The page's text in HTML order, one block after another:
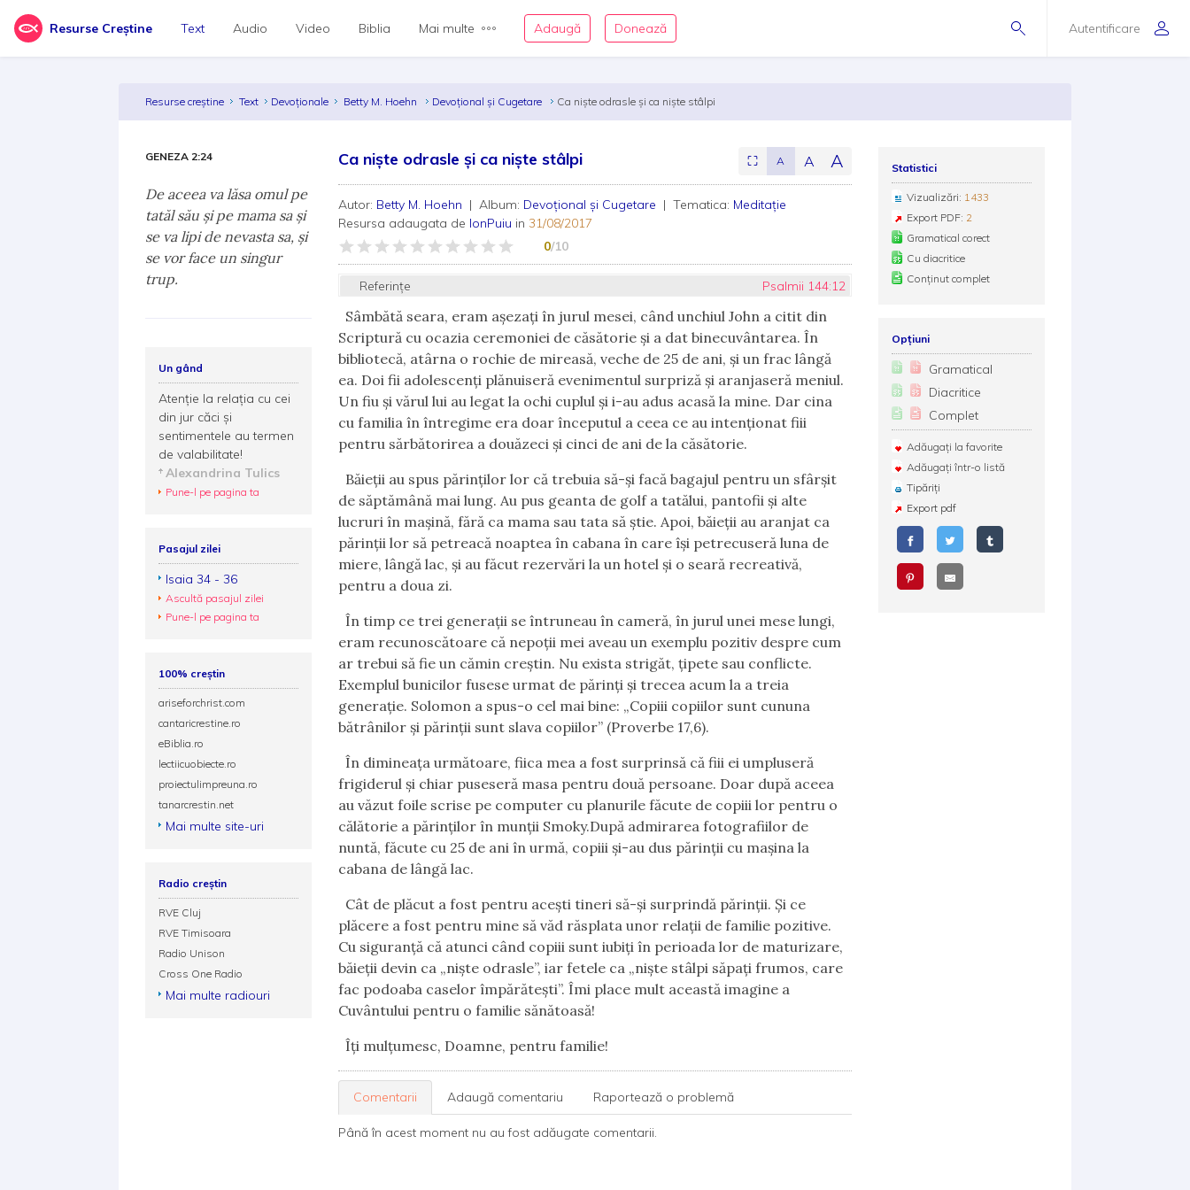
Resurse Creștine Autentificare
Text Audio Video Biblia Mai multe Adaugă Donează
Resurse creștine Text Devoționale Betty M. Hoehn Devoțional și Cugetare Ca niște odrasle și ca niște stâlpi
Ca niște odrasle și ca niște stâlpi ⛶ A A A
Autor: Betty M. Hoehn | Album: Devoțional și Cugetare | Tematica: Meditație
Resursa adaugata de IonPuiu in31/08/2017
0/10
Referințe Psalmii 144:12
Sâmbătă seara, eram așezați în jurul mesei, când unchiul John a citit din
Scriptură cu ocazia ceremoniei de căsătorie și a dat binecuvântarea. În
bibliotecă, atârna o rochie de mireasă, veche de 25 de ani, și un frac lângă
ea. Doi fii adolescenți plănuiseră evenimentul surpriză și aranjaseră meniul.
Un fiu și vărul lui au legat la ochi cuplul și i-au adus acasă la mine. Dar cina
cu familia în întregime era doar începutul a ceea ce au intenționat fiii
pentru sărbătorirea a douăzeci și cinci de ani de la căsătorie.
Băieții au spus părinților lor că trebuia să-și facă bagajul pentru un sfârșit
de săptămână mai lung. Au pus geanta de golf a tatălui, pantofii și alte
lucruri în mașină, fără ca mama sau tata să știe. Apoi, băieții au aranjat ca
părinții lor să petreacă noaptea în cabana în care își petrecuseră luna de
miere, lângă lac, și au făcut rezervări la un hotel și o seară recreativă,
pentru a doua zi.
În timp ce trei generații se întruneau în cameră, în jurul unei mese lungi,
eram recunoscătoare că nepoții mei aveau un exemplu pozitiv despre cum
ar trebui să fie un cămin creștin. Nu exista strigăt, țipete sau conflicte.
Exemplul bunicilor fusese urmat de părinți și trecea acum la a treia
generație. Solomon a spus-o cel mai bine: „Copiii copiilor sunt cununa
bătrânilor și părinții sunt slava copiilor” (Proverbe 17,6).
În dimineața următoare, fiica mea a fost surprinsă că fiii ei umpluseră
frigiderul și chiar puseseră masa pentru două persoane. Doar după aceea
au văzut foile scrise pe computer cu planurile făcute de copiii lor pentru o
călătorie a părinților în munții Smoky.După admirarea fotografiilor de
nuntă, făcute cu 25 de ani în urmă, copiii și-au dus părinții cu mașina la
cabana de lângă lac.
Cât de plăcut a fost pentru acești tineri să-și surprindă părinții. Și ce
plăcere a fost pentru mine să văd răsplata unor relații de familie pozitive.
Cu siguranță că atunci când copiii sunt iubiți în perioada lor de maturizare,
băieții devin ca „niște odrasle”, iar fetele ca „niște stâlpi săpați frumos, care
fac podoaba caselor împărătești”. Îmi place mult această imagine a
Cuvântului pentru o familie sănătoasă!
Îți mulțumesc, Doamne, pentru familie!
Comentarii Adaugă comentariu Raportează o problemă
Până în acest moment nu au fost adăugate comentarii.
Statistici
Vizualizări: 1433
Export PDF: 2
Gramatical corect
Cu diacritice
Conținut complet
Opțiuni
Gramatical
Diacritice
Complet
Adăugați la favorite
Adăugați într-o listă
Tipăriți
Export pdf
GENEZA 2:24
De aceea va lăsa omul pe
tatăl său şi pe mama sa şi
se va lipi de nevasta sa, şi
se vor face un singur
trup.
Un gând
Atenție la relația cu cei
din jur căci și
sentimentele au termen
de valabilitate!
Alexandrina Tulics
Pune-l pe pagina ta
Pasajul zilei
Isaia 34 - 36
Ascultă pasajul zilei
Pune-l pe pagina ta
100% creștin
ariseforchrist.com
cantaricrestine.ro
eBiblia.ro
lectiicuobiecte.ro
proiectulimpreuna.ro
tanarcrestin.net
Mai multe site-uri
Radio creștin
RVE Cluj
RVE Timisoara
Radio Unison
Cross One Radio
Mai multe radiouri